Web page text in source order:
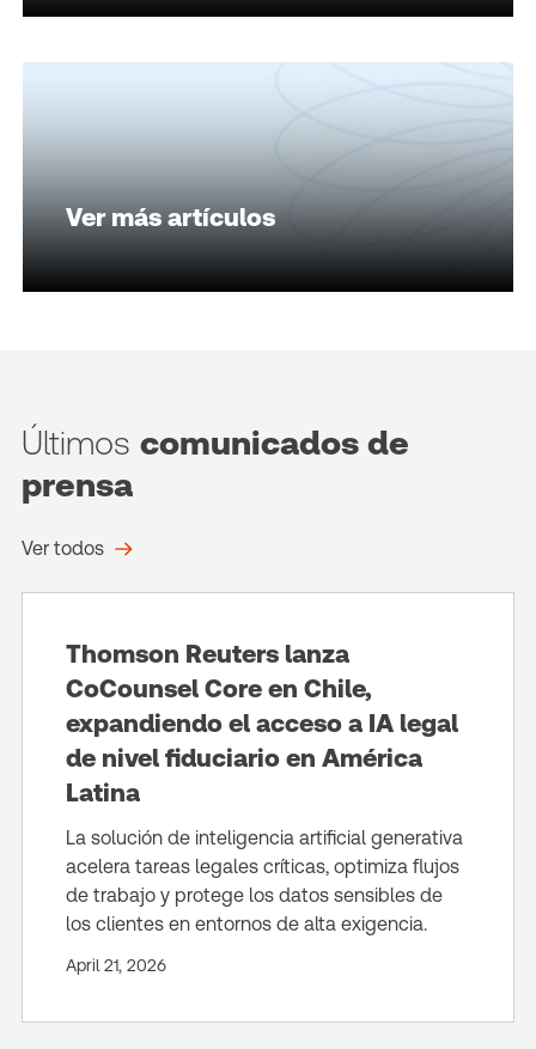
Ver más artículos
Últimos comunicados de
prensa
Ver todos
Thomson Reuters lanza
CoCounsel Core en Chile,
expandiendo el acceso a IA legal
de nivel fiduciario en América
Latina
La solución de inteligencia artificial generativa
acelera tareas legales críticas, optimiza flujos
de trabajo y protege los datos sensibles de
los clientes en entornos de alta exigencia.
April 21, 2026